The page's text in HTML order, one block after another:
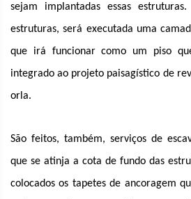
sejam implantadas essas
estruturas, será executada uma
que irá funcionar como um piso
integrado ao projeto paisagístico de
orla.
São feitos, também, serviços de
que se atinja a cota de fundo das
colocados os tapetes de ancoragem